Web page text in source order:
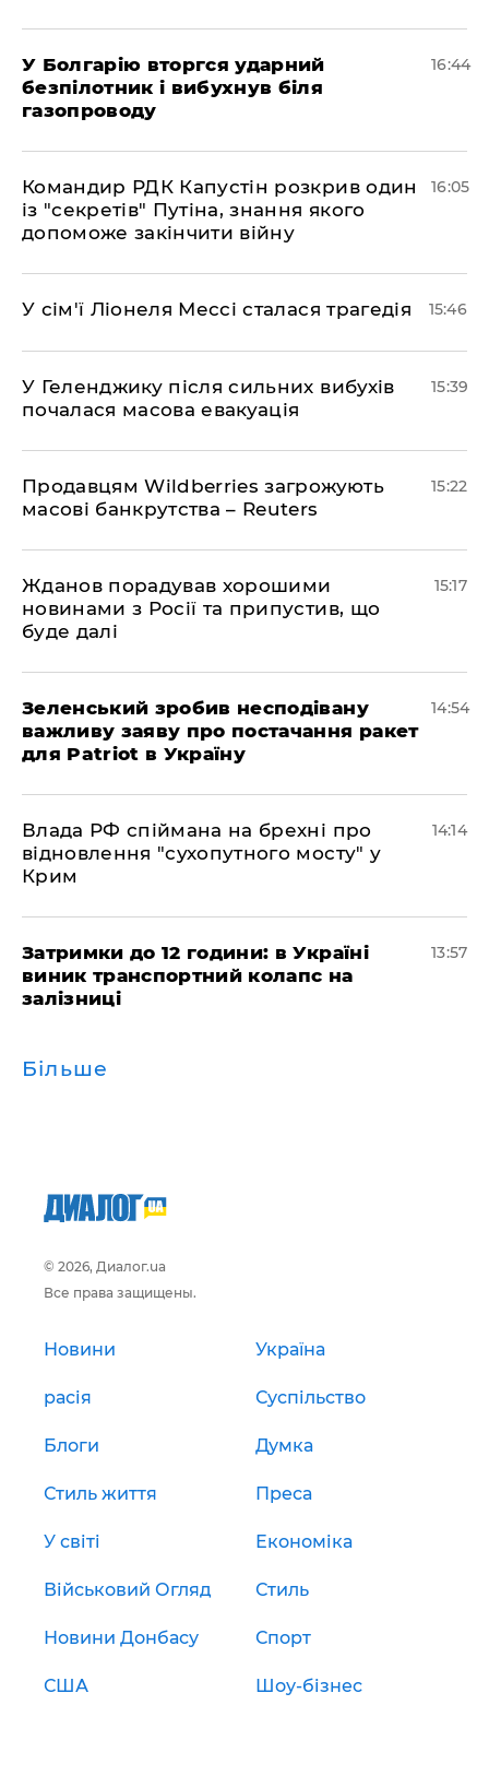
У Болгарію вторгся ударний
безпілотник і вибухнув біля
газопроводу
16:44
Командир РДК Капустін розкрив один
із "секретів" Путіна, знання якого
допоможе закінчити війну
16:05
У сім'ї Ліонеля Мессі сталася трагедія 15:46
У Геленджику після сильних вибухів
почалася масова евакуація
15:39
Продавцям Wildberries загрожують
масові банкрутства – Reuters
15:22
Жданов порадував хорошими
новинами з Росії та припустив, що
буде далі
15:17
Зеленський зробив несподівану
важливу заяву про постачання ракет
для Patriot в Україну
14:54
Влада РФ спіймана на брехні про
відновлення "сухопутного мосту" у
Крим
14:14
Затримки до 12 години: в Україні
виник транспортний колапс на
залізниці
13:57
Більше
© 2026, Диалог.ua
Все права защищены.
Новини Україна
расія Суспільство
Блоги Думка
Стиль життя Преса
У світі Економіка
Військовий Огляд Стиль
Новини Донбасу Спорт
США Шоу-бізнес